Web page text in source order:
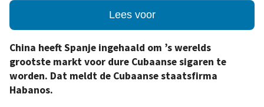
Lees voor
China heeft Spanje ingehaald om ’s werelds
grootste markt voor dure Cubaanse sigaren te
worden. Dat meldt de Cubaanse staatsfirma
Habanos.